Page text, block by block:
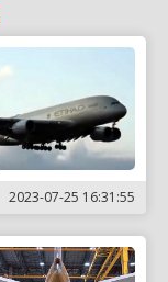
2023-07-25 16:31:55